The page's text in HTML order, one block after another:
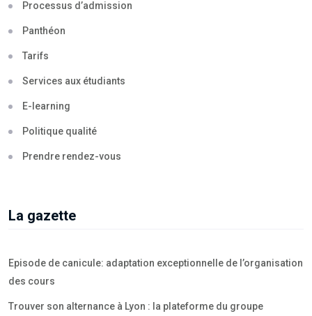
Processus d’admission
Panthéon
Tarifs
Services aux étudiants
E-learning
Politique qualité
Prendre rendez-vous
La gazette
Episode de canicule: adaptation exceptionnelle de l’organisation
des cours
Trouver son alternance à Lyon : la plateforme du groupe